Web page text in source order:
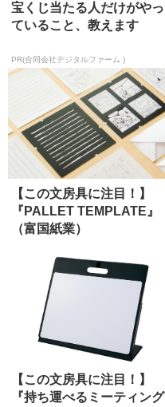
宝くじ当たる人だけがやっ
ていること、教えます
PR(合同会社デジタルファーム )
【この文房具に注目！】
『PALLET TEMPLATE』
（富国紙業）
【この文房具に注目！】
『持ち運べるミーティング